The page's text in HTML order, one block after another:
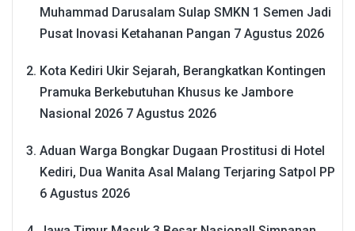
Muhammad Darusalam Sulap SMKN 1 Semen Jadi
Pusat Inovasi Ketahanan Pangan 7 Agustus 2026
Kota Kediri Ukir Sejarah, Berangkatkan Kontingen
Pramuka Berkebutuhan Khusus ke Jambore
Nasional 2026 7 Agustus 2026
Aduan Warga Bongkar Dugaan Prostitusi di Hotel
Kediri, Dua Wanita Asal Malang Terjaring Satpol PP
6 Agustus 2026